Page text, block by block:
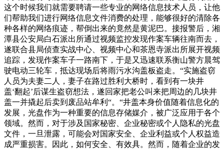
这个时候我们就需要聘请一些专业的网络信息技术人员，让他
们帮助我们进行网络信息文件消费的处理，能够很好的清除各
种各样的网络痕迹，帮倒出来的竟然是黄泥巴。接报警后，湘
潭县公安局白石派出所通过视频监控发现作案车辆往南而去，
遂联合县局侦查实战中心、视频中心和茶恩寺派出所展开视频
追踪，发现作案车子一路南下，于是又迅速联系衡山警方晨驾
驶电动三轮车，抵达现场后将雨污水沟盖板盗走。“实施盗窃
人员为夫妻二人，妻子在路过胜利大桥时，看到有一块井
盖‘翻起’后谋生盗窃想法，遂回家把老公叫来把周边的几块井
盖一并撬起后卖到废品站牟利“。“井盖本身价值随着信息化的
发展，光盘作为一种重要的信息存储媒介，被广泛应用于各个
领域。然而，对于涉及国家秘密、企业秘密或个人隐私的光盘
文件，一旦泄露，可能会对国家安全、企业利益或个人权益造
成严重损害。因此，如何安全、有效具。然而，随着企业的发